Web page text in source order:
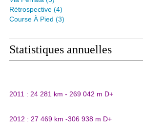
Rétrospective (4)
Course À Pied (3)
Statistiques annuelles
2011 : 24 281 km - 269 042 m D+
2012 : 27 469 km -306 938 m D+